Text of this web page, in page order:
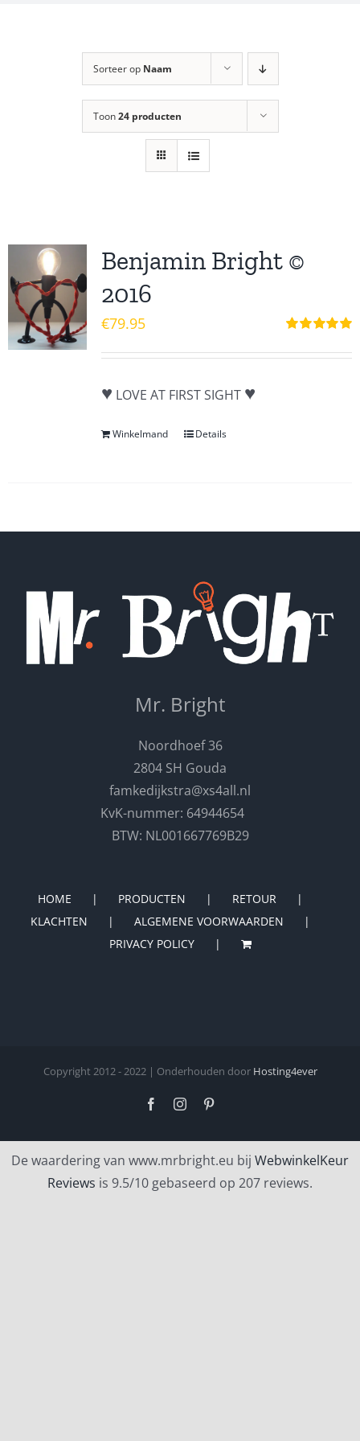
Sorteer op Naam
Toon24 producten
Benjamin Bright ©
2016
5.00uit 5
€79.95
♥ LOVE AT FIRST SIGHT ♥
Winkelmand Details
Mr. Bright
Noordhoef 36
2804 SH Gouda
famkedijkstra@xs4all.nl
KvK-nummer: 64944654
BTW: NL001667769B29
HOME PRODUCTEN
RETOUR
KLACHTEN
ALGEMENE VOORWAARDEN
PRIVACY POLICY
Copyright 2012 - 2022 | Onderhouden door Hosting4ever
FacebookInstagram
De waardering van www.mrbright.eu bij WebwinkelKeur
Reviews is 9.5/10 gebaseerd op 207 reviews.